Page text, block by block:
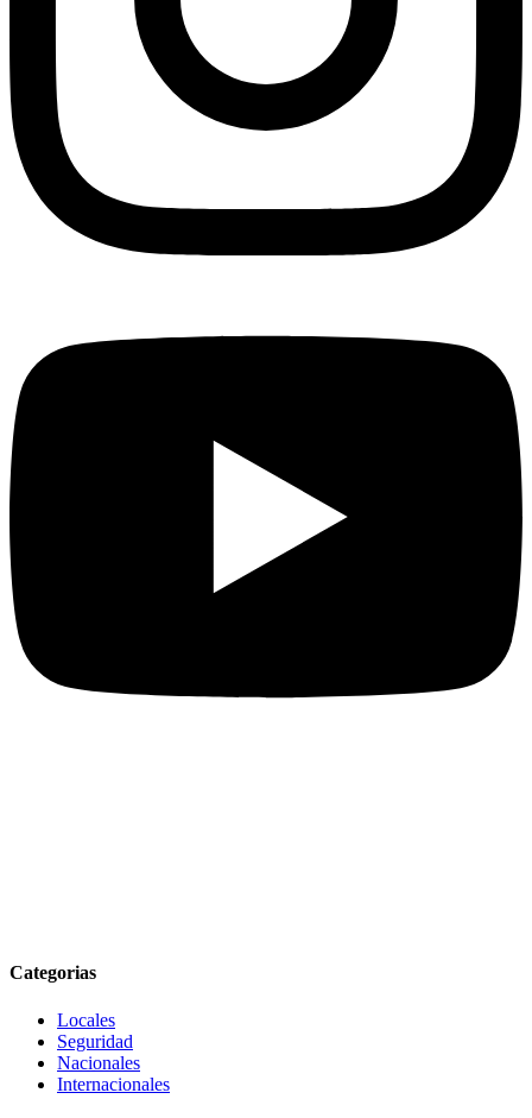
Categorias
Locales
Seguridad
Nacionales
Internacionales